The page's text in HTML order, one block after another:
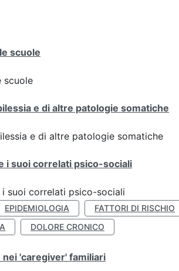
scuole
scuole
e di altre patologie somatiche
e di altre patologie somatiche
i suoi correlati psico-sociali
suoi correlati psico-sociali
EPIDEMIOLOGIA FATTORI DI RISCHIO
DOLORE CRONICO
'caregiver' familiari